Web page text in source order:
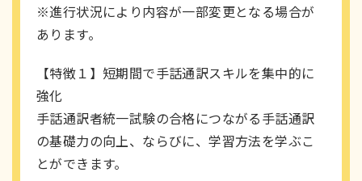
※進行状況により内容が一部変更となる場合が
あります。
【特徴１】短期間で手話通訳スキルを集中的に
強化
手話通訳者統一試験の合格につながる手話通訳
の基礎力の向上、ならびに、学習方法を学ぶこ
とができます。